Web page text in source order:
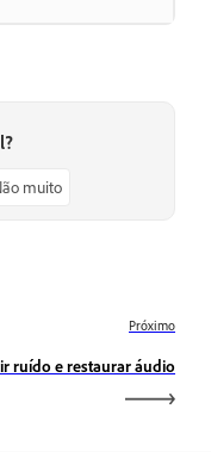
muito
Próximo
ruído e restaurar áudio